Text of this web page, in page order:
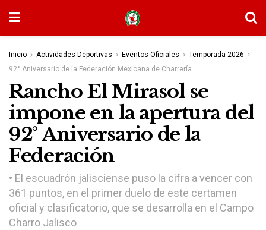
Inicio Actividades Deportivas Eventos Oficiales
Temporada 2026
92° Aniversario de la Federación Mexicana de Charrería
Rancho El Mirasol se
impone en la apertura del
92° Aniversario de la
Federación
• El escuadrón jalisciense puso la cifra a vencer con
361 puntos, en el primer duelo de este certamen
oficial y clasificatorio, que se desarrolla en el Campo
Charro Jalisco